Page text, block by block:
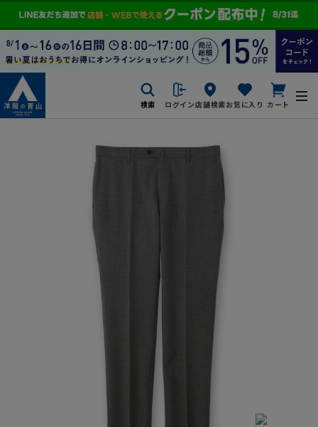
検索 ログイン店舗検索お気に入り カート